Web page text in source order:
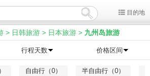
目的地
> 日韩旅游 > 日本旅游 > 九州岛旅游
行程天数 价格区间
自由行（0） 半自由行（0）